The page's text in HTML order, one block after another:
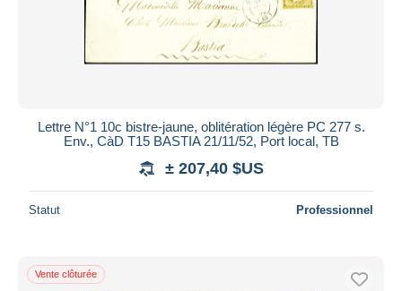
Lettre N°1 10c bistre-jaune, oblitération légère PC 277 s.
Env., CàD T15 BASTIA 21/11/52, Port local, TB
± 207,40 $US
Statut Professionnel
Vente clôturée